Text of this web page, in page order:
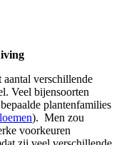
aantal verschillende
Veel bijensoorten
plantenfamilies
). Men zou
voorkeuren